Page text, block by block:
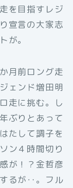
を目指すレジ
宣言の大家志
が。
月前ロング走
ェンド増田明
走に挑む。し
ぶりとあって
たして調子を
ン４時間切り
が！？金哲彦
るが‥。フル